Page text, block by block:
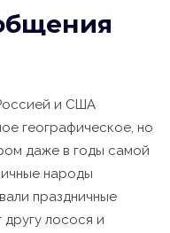
и США
географическое, но
даже в годы самой
народы
праздничные
другу лосося и